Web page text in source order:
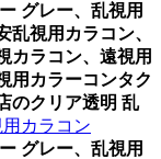
グレー、乱視用
乱視用カラコン、
カラコン、遠視用
用カラーコンタク
のクリア透明 乱
カラコン
グレー、乱視用